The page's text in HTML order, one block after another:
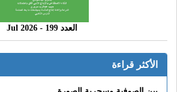
العدد 199 - 2026 Jul
الأكثر قراءة